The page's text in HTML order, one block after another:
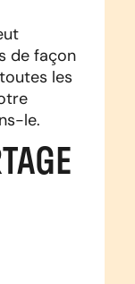
de façon
les
le.